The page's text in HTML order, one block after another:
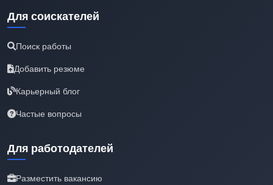
Для соискателей
Поиск работы
Добавить резюме
Карьерный блог
Частые вопросы
Для работодателей
Разместить вакансию